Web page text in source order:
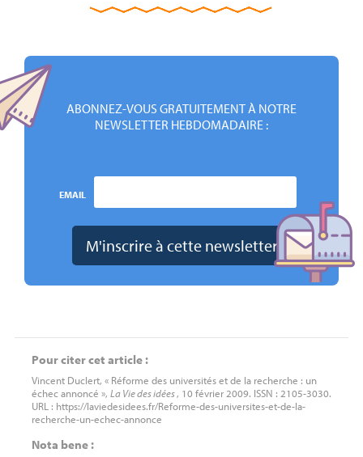
ABONNEZ-VOUS GRATUITEMENT À NOTRE
NEWSLETTER HEBDOMADAIRE :
EMAIL
Pour citer cet article :
Vincent Duclert, « Réforme des universités et de la recherche : un
échec annoncé », La Vie des idées, 10 février 2009. ISSN : 2105-3030.
URL : https://laviedesidees.fr/Reforme-des-universites-et-de-la-
recherche-un-echec-annonce
Nota bene :